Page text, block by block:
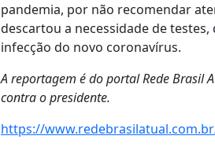
pandemia, por não recomendar
descartou a necessidade de
infecção do novo coronavírus.
A reportagem é do portal Rede Brasil
contra o presidente.
https://